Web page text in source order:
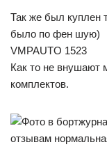
Так же был куплен
было по фен шую)
VMPAUTO 1523
Как то не внушают
комплектов.
отзывам